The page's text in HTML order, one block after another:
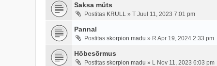
Saksa müts
Postitas KRULL » T Juul 11, 2023 7:01 pm
Pannal
Postitas skorpion madu » R Apr 19, 2024 2:33 pm
Hõbesõrmus
Postitas skorpion madu » L Nov 11, 2023 6:03 pm